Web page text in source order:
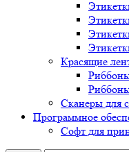
Красящие
Сканеры для
Программное
Софт для